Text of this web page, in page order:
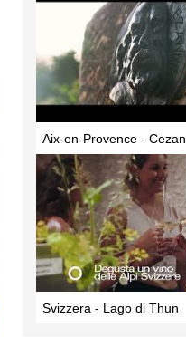
Aix-en-Provence -
Svizzera - Lago di Thun